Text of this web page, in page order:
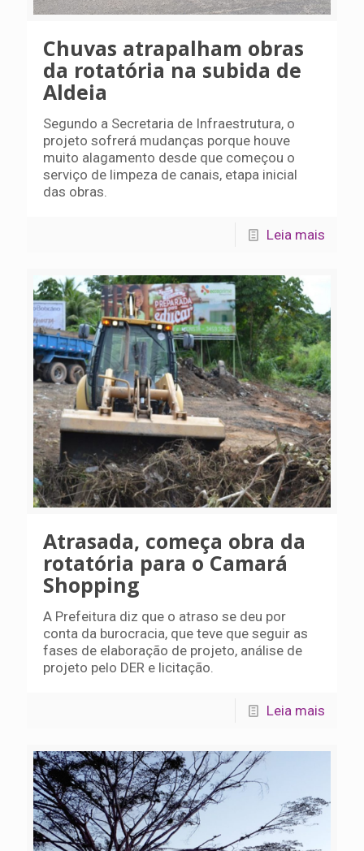
Chuvas atrapalham obras
da rotatória na subida de
Aldeia
Segundo a Secretaria de Infraestrutura, o
projeto sofrerá mudanças porque houve
muito alagamento desde que começou o
serviço de limpeza de canais, etapa inicial
das obras.
Leia mais
Atrasada, começa obra da
rotatória para o Camará
Shopping
A Prefeitura diz que o atraso se deu por
conta da burocracia, que teve que seguir as
fases de elaboração de projeto, análise de
projeto pelo DER e licitação.
Leia mais